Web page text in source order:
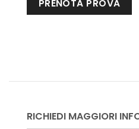
RICHIEDI MAGGIORI